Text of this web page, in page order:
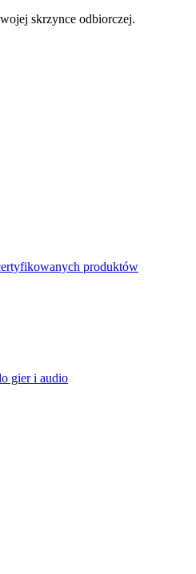
skrzynce odbiorczej.
produktów
gier i audio